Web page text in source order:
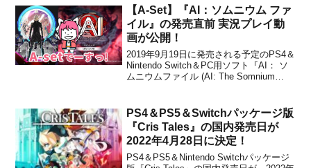
数ラインナップ。チョコがセットになっ
た「星のカービィ ぬいぐるみ」も登場！
各商品の詳細をま...
【A-Set】『AI：ソムニウム ファ
イル』の発売直前 実況プレイ動
画が公開！
2019年9月19日に発売される予定のPS4＆
Nintendo Switch＆PC用ソフト『AI： ソ
ムニウムファイル (AI: The Somnium
した。ゲーム本編に登場する本人自ら...
PS4＆PS5＆Switchパッケージ版
『Cris Tales』の国内発売日が
2022年4月28日に決定！
PS4＆PS5＆Nintendo Switchパッケージ